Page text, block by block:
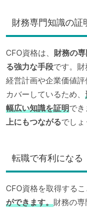
財務専門知識の証
CFO資格は、 財務の
る強力な手段です。財
経営計画や企業価値
カバーしているため、
幅広い知識を証明でき
上にもつながるでしょ
転職で有利になる
CFO資格を取得するこ
ができます。財務の専